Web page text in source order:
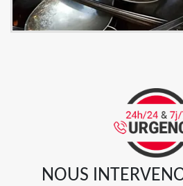
NOUS